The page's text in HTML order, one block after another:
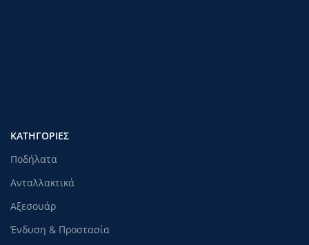
ΚΑΤΗΓΟΡΊΕΣ
Ποδήλατα
Ανταλλακτικά
Αξεσουάρ
Ένδυση & Προστασία